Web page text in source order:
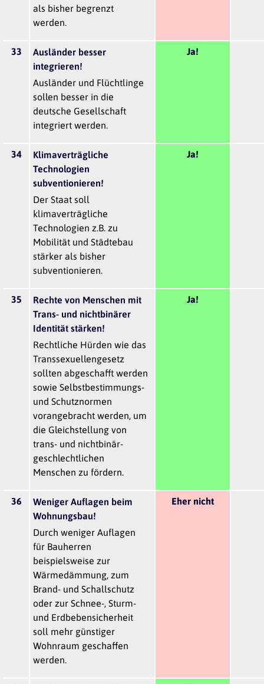
als bisher begrenzt
werden.
33
Ausländer besser
integrieren!
Ausländer und Flüchtlinge
sollen besser in die
deutsche Gesellschaft
integriert werden.
Ja!
34
Klimaverträgliche
Technologien
subventionieren!
Der Staat soll
klimaverträgliche
Technologien z.B. zu
Mobilität und Städtebau
stärker als bisher
subventionieren.
Ja!
35
Rechte von Menschen mit
Trans- und nichtbinärer
Identität stärken!
Rechtliche Hürden wie das
Transsexuellengesetz
sollten abgeschafft werden
sowie Selbstbestimmungs-
und Schutznormen
vorangebracht werden, um
die Gleichstellung von
trans- und nichtbinär-
geschlechtlichen
Menschen zu fördern.
Ja!
36
Weniger Auflagen beim
Wohnungsbau!
Durch weniger Auflagen
für Bauherren
beispielsweise zur
Wärmedämmung, zum
Brand- und Schallschutz
oder zur Schnee-, Sturm-
und Erdbebensicherheit
soll mehr günstiger
Wohnraum geschaffen
werden.
Eher nicht